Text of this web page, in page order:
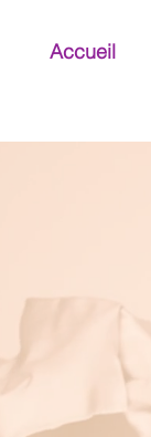
Accueil